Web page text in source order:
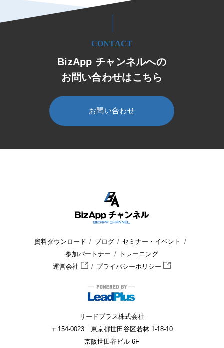
CONTACT
BizApp チャンネルへの
お問い合わせはこちら
お問い合わせ
資料ダウンロード ブログ
セミナー・イベント
参加パートナー
トレーニング
運営会社
プライバシーポリシー
リードプラス株式会社
〒154-0023 東京都世田谷区若林 1-18-10
京阪世田谷ビル 6F